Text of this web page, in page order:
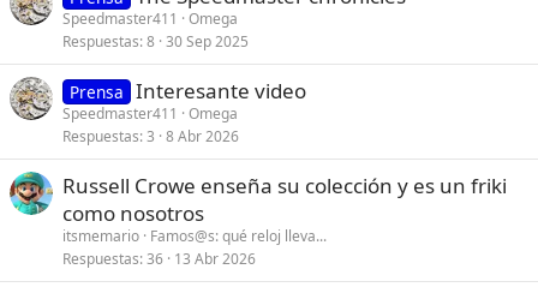
Speedmaster411
Omega
Respuestas 8 30 Sep 2025
Prensa Interesante video
Speedmaster411
Omega
Respuestas 3 8 Abr 2026
Russell Crowe enseña su colección y es un friki
como nosotros
itsmemario Famos@s: qué reloj lleva...
Respuestas 36 13 Abr 2026